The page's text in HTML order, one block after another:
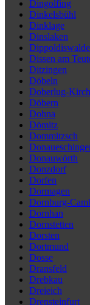
Dingolfing
Dinkelsbühl
Dinklage
Dinslaken
Dippoldiswalde
Dissen am
Ditzingen
Döbeln
Doberlug-
Döbern
Dohna
Dömitz
Dommitzsch
Donauwörth
Donzdorf
Dorfen
Dormagen
Dornburg-
Dornhan
Dornstetten
Dorsten
Dortmund
Dosse
Dransfeld
Drebkau
Dreieich
Drensteinfurt